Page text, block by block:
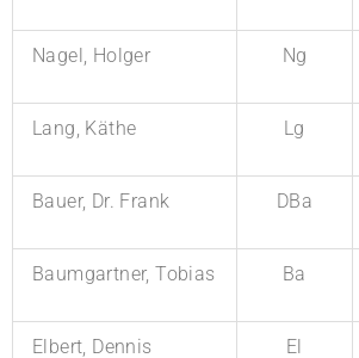
Nagel, Holger Ng
Lang, Käthe Lg
Bauer, Dr. Frank DBa
Baumgartner, Tobias Ba
Elbert, Dennis El